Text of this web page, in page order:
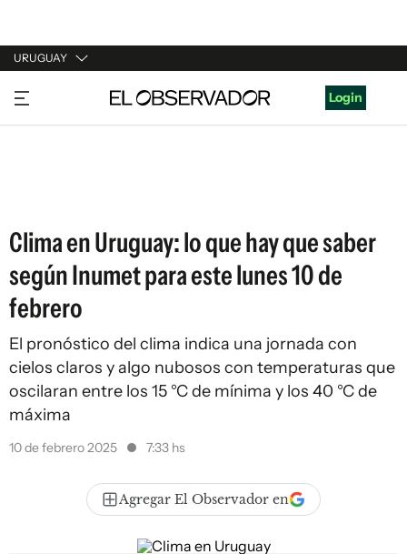
URUGUAY
URUGUAY
ARGENTINA
Login
Clima en Uruguay: lo que hay que saber
según Inumet para este lunes 10 de
febrero
El pronóstico del clima indica una jornada con
cielos claros y algo nubosos con temperaturas que
oscilaran entre los 15 °C de mínima y los 40 °C de
máxima
10 de febrero 2025 7:33 hs
Agregar El Observador en